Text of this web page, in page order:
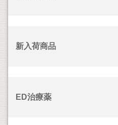
新入荷商品
ED治療薬